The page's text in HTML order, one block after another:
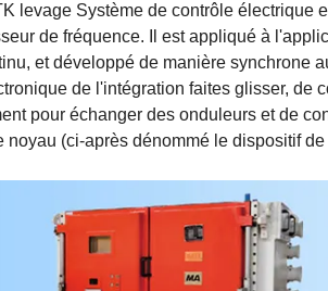
levage Système de contrôle électrique
de fréquence. Il est appliqué à
et développé de manière synchrone
de l'intégration faites glisser, de
pour échanger des onduleurs et de
noyau (ci-après dénommé le dispositif